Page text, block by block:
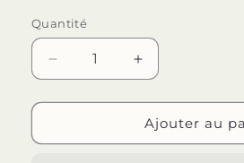
Quantité
Quantité
Réduire
la
quantité
BAILE
Augmenter
la
quantité
de
BAILE
Ajouter au